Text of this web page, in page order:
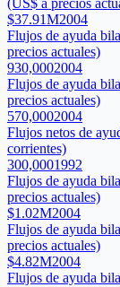
(US$ a precios
$37.91M2004
Flujos de ayuda
precios actuales)
930,0002004
Flujos de ayuda
precios actuales)
570,0002004
Flujos netos de
corrientes)
300,0001992
Flujos de ayuda
precios actuales)
$1.02M2004
Flujos de ayuda
precios actuales)
$4.82M2004
Flujos de ayuda